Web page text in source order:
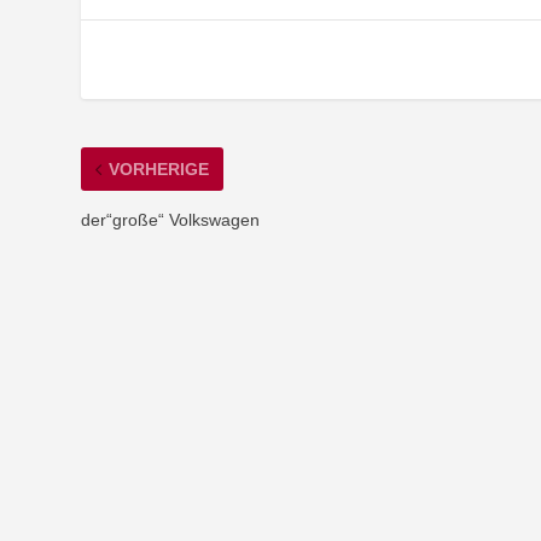
VORHERIGE
der“große“ Volkswagen